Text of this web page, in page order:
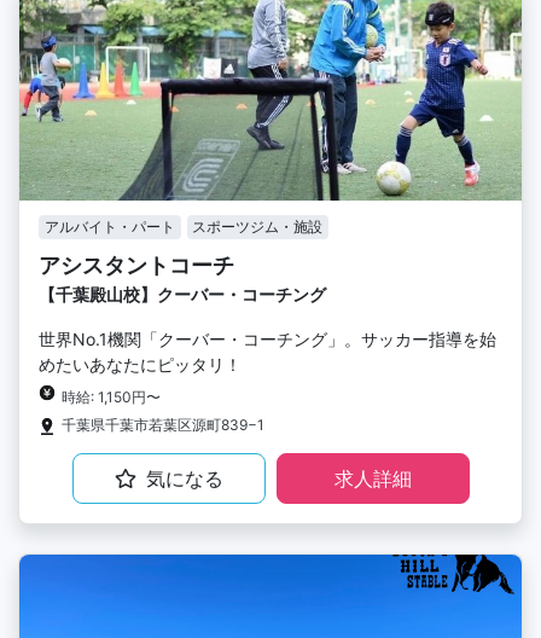
アルバイト・パート スポーツジム・施設
アシスタントコーチ
【千葉殿山校】クーバー・コーチング
世界No.1機関「クーバー・コーチング」。サッカー指導を始
めたいあなたにピッタリ！
時給: 1,150円〜
千葉県千葉市若葉区源町839−1
気になる 求人詳細